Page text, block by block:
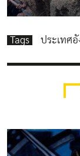
Tags ประเทศ